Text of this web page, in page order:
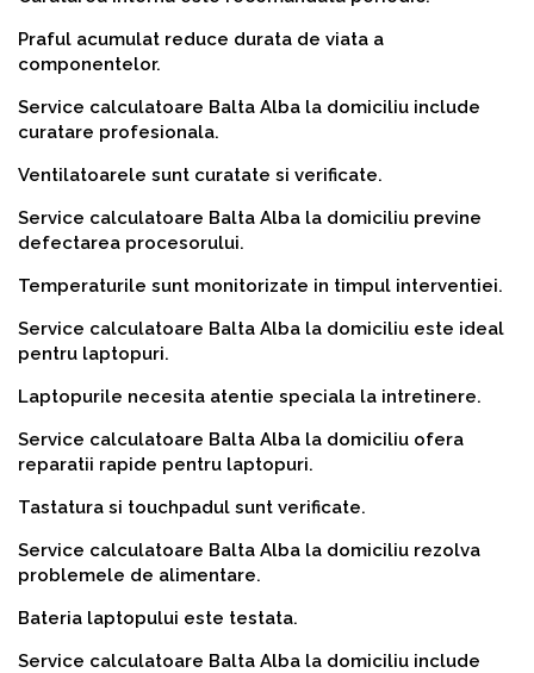
Praful acumulat reduce durata de viata a
componentelor.
Service calculatoare Balta Alba la domiciliu include
curatare profesionala.
Ventilatoarele sunt curatate si verificate.
Service calculatoare Balta Alba la domiciliu previne
defectarea procesorului.
Temperaturile sunt monitorizate in timpul interventiei.
Service calculatoare Balta Alba la domiciliu este ideal
pentru laptopuri.
Laptopurile necesita atentie speciala la intretinere.
Service calculatoare Balta Alba la domiciliu ofera
reparatii rapide pentru laptopuri.
Tastatura si touchpadul sunt verificate.
Service calculatoare Balta Alba la domiciliu rezolva
problemele de alimentare.
Bateria laptopului este testata.
Service calculatoare Balta Alba la domiciliu include